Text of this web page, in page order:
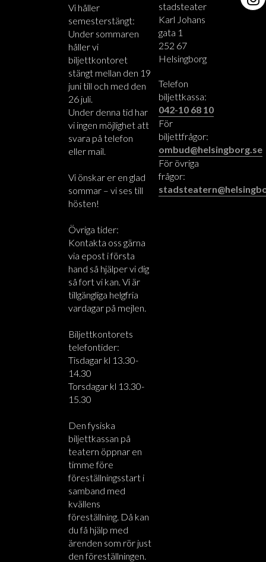
Vi håller
semesterstängt:
Under sommaren
håller vi
biljettkontoret
stängt mellan den 19
juni till och med den
26 juli.
Under denna tid har
vi ingen möjlighet att
svara på telefon
eller mail.
Vi önskar er en glad
sommar – vi ses till
hösten!
Övriga tider:
Kontakta oss gärna
via epost i första
hand så hjälper vi dig
så fort vi kan. Vi är
tillgängliga helgfria
vardagar på mejlen.
Biljettkontorets
telefontider:
Tisdagar kl 13.30-
14.30
Torsdagar kl 13.30-
15.30
Den fysiska
biljettkassan på
teatern öppnar en
timme före
föreställningsstart i
samband med
kvällens
föreställning. Då kan
du få hjälp med
ärenden som rör just
den föreställningen.
stadsteater
Karl Johans
gata 1
252 67
Helsingborg
Telefon
biljettkassa:
042-10 68 10
För
biljettfrågor:
ombud@helsingborg.se
För övriga
frågor: